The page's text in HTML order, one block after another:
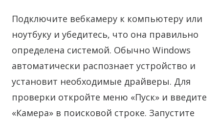
Подключите вебкамеру к компьютеру или
ноутбуку и убедитесь, что она правильно
определена системой. Обычно Windows
автоматически распознает устройство и
установит необходимые драйверы. Для
проверки откройте меню «Пуск» и введите
«Камера» в поисковой строке. Запустите